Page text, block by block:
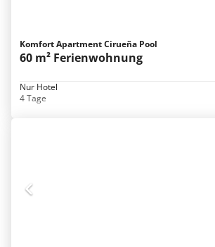
Komfort Apartment Cirueña Pool
60 m² Ferienwohnung
Nur Hotel
4 Tage